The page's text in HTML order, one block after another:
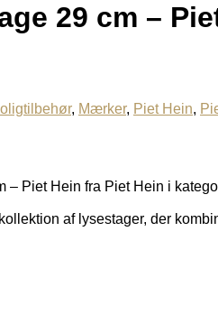
29 cm –
, Mærker, Piet Hein,
– Piet Hein fra Piet Hein i
af lysestager, der